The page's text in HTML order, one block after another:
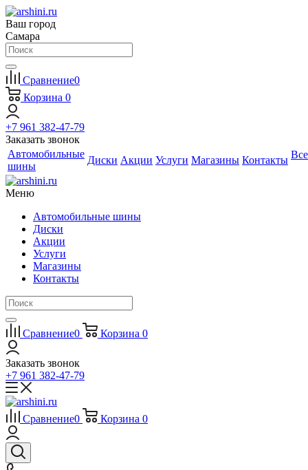
Ваш город
Самара
Сравнение0
Корзина 0
+7 961 382-47-79
Заказать звонок
Автомобильные
шины
Диски Акции Услуги Магазины Контакты Все
Меню
Автомобильные шины
Диски
Акции
Услуги
Магазины
Контакты
Сравнение0 Корзина 0
Заказать звонок
+7 961 382-47-79
Сравнение0 Корзина 0